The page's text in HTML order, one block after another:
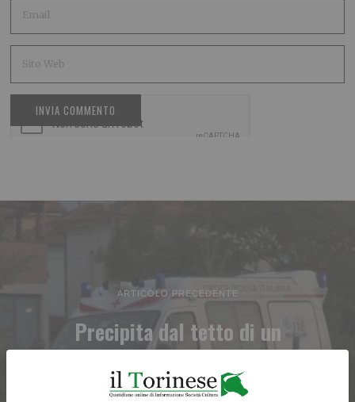
ARTICOLO PRECEDENTE
Precipita dal tetto di un
capannone: operaio in gravi
condizioni